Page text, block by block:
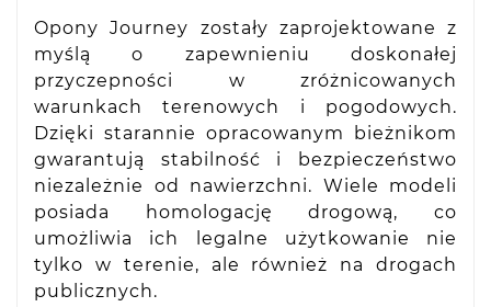
Opony Journey zostały zaprojektowane z
myślą o zapewnieniu doskonałej
przyczepności w zróżnicowanych
warunkach terenowych i pogodowych.
Dzięki starannie opracowanym bieżnikom
gwarantują stabilność i bezpieczeństwo
niezależnie od nawierzchni. Wiele modeli
posiada homologację drogową, co
umożliwia ich legalne użytkowanie nie
tylko w terenie, ale również na drogach
publicznych.